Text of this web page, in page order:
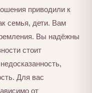
приводили к
семья, дети. Вам
Вы надёжны
стоит
Для вас
от